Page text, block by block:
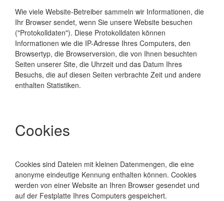
Wie viele Website-Betreiber sammeln wir Informationen, die
Ihr Browser sendet, wenn Sie unsere Website besuchen
("Protokolldaten"). Diese Protokolldaten können
Informationen wie die IP-Adresse Ihres Computers, den
Browsertyp, die Browserversion, die von Ihnen besuchten
Seiten unserer Site, die Uhrzeit und das Datum Ihres
Besuchs, die auf diesen Seiten verbrachte Zeit und andere
enthalten Statistiken.
Cookies
Cookies sind Dateien mit kleinen Datenmengen, die eine
anonyme eindeutige Kennung enthalten können. Cookies
werden von einer Website an Ihren Browser gesendet und
auf der Festplatte Ihres Computers gespeichert.